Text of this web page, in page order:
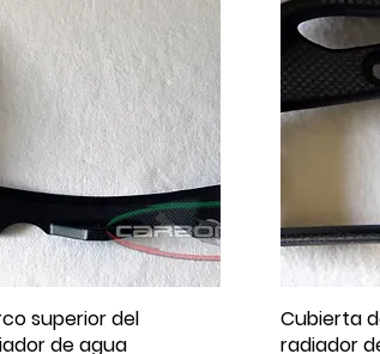
superior del
de agua
Cubierta
radiador